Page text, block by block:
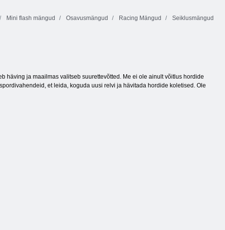
Mini flash mängud Osavusmängud Racing Mängud
Seiklusmängud
häving ja maailmas valitseb suurettevõtted. Me ei ole ainult võitlus hordide
et leida, koguda uusi relvi ja hävitada hordide koletised. Ole